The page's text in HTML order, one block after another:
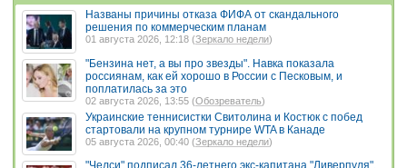
Названы причины отказа ФИФА от скандального
решения по коммерческим планам
01 августа 2026, 12:18 (Зеркало недели)
"Бензина нет, а вы про звезды". Навка показала
россиянам, как ей хорошо в России с Песковым, и
поплатилась за это
02 августа 2026, 13:55 (Обозреватель)
Украинские теннисистки Свитолина и Костюк с побед
стартовали на крупном турнире WTA в Канаде
05 августа 2026, 00:40 (Зеркало недели)
"Челси" подписал 36-летнего экс-капитана "Ливерпуля",